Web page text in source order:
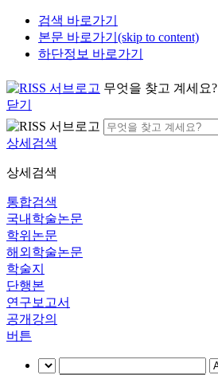
검색 바로가기
본문 바로가기(skip to content)
하단정보 바로가기
무엇을 찾고 계세요?
닫기
상세검색
상세검색
통합검색
국내학술논문
학위논문
해외학술논문
학술지
단행본
연구보고서
공개강의
버튼